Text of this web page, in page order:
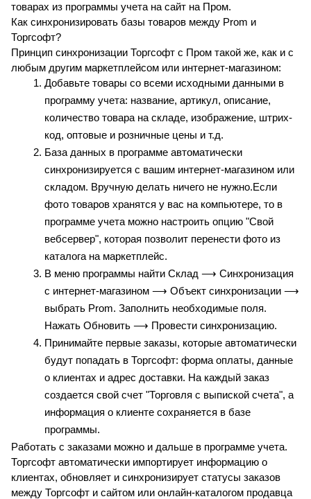
товарах из программы учета на сайт на Пром.
Как синхронизировать базы товаров между Prom и
Торгсофт?
Принцип синхронизации Торгсофт с Пром такой же, как и с
любым другим маркетплейсом или интернет-магазином:
Добавьте товары со всеми исходными данными в
программу учета: название, артикул, описание,
количество товара на складе, изображение, штрих-
код, оптовые и розничные цены и т.д.
База данных в программе автоматически
синхронизируется с вашим интернет-магазином или
складом. Вручную делать ничего не нужно.Если
фото товаров хранятся у вас на компьютере, то в
программе учета можно настроить опцию "Свой
вебсервер", которая позволит перенести фото из
каталога на маркетплейс.
В меню программы найти Склад ⟶ Синхронизация
с интернет-магазином ⟶ Объект синхронизации ⟶
выбрать Prom. Заполнить необходимые поля.
Нажать Обновить ⟶ Провести синхронизацию.
Принимайте первые заказы, которые автоматически
будут попадать в Торгсофт: форма оплаты, данные
о клиентах и адрес доставки. На каждый заказ
создается свой счет "Торговля с выпиской счета", а
информация о клиенте сохраняется в базе
программы.
Работать с заказами можно и дальше в программе учета.
Торгсофт автоматически импортирует информацию о
клиентах, обновляет и синхронизирует статусы заказов
между Торгсофт и сайтом или онлайн-каталогом продавца